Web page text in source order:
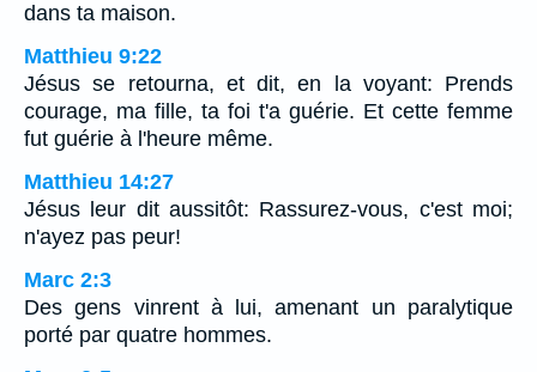
dans ta maison.
Matthieu 9:22
Jésus se retourna, et dit, en la voyant: Prends
courage, ma fille, ta foi t'a guérie. Et cette femme
fut guérie à l'heure même.
Matthieu 14:27
Jésus leur dit aussitôt: Rassurez-vous, c'est moi;
n'ayez pas peur!
Marc 2:3
Des gens vinrent à lui, amenant un paralytique
porté par quatre hommes.